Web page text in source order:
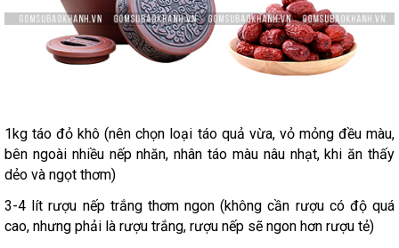
1kg táo đỏ khô (nên chọn loại táo quả vừa, vỏ mỏng đều màu,
bên ngoài nhiều nếp nhăn, nhân táo màu nâu nhạt, khi ăn thấy
dẻo và ngọt thơm)
3-4 lít rượu nếp trắng thơm ngon (không cần rượu có độ quá
cao, nhưng phải là rượu trắng, rượu nếp sẽ ngon hơn rượu tẻ)